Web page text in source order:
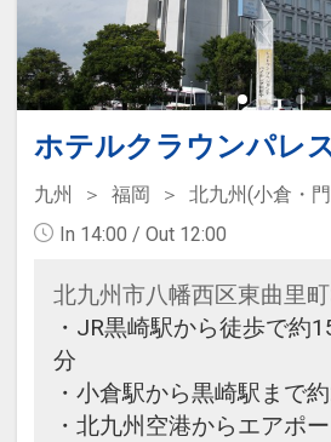
ホテルクラウンパレ
九州 福岡
北九州(小倉・
In 14:00 / Out 12:00
北九州市八幡西区東曲里
・JR黒崎駅から徒歩で約
分
・小倉駅から黒崎駅まで
・北九州空港からエアポ